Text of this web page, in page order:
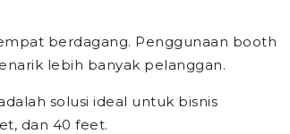
berdagang. Penggunaan booth
lebih banyak pelanggan.
solusi ideal untuk bisnis
dan 40 feet.